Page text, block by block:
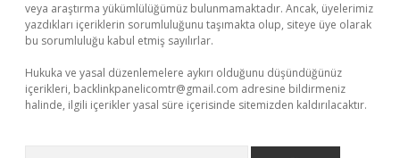
veya araştırma yükümlülüğümüz bulunmamaktadır. Ancak, üyelerimiz
yazdıkları içeriklerin sorumluluğunu taşımakta olup, siteye üye olarak
bu sorumluluğu kabul etmiş sayılırlar.
Hukuka ve yasal düzenlemelere aykırı olduğunu düşündüğünüz
içerikleri, backlinkpanelicomtr@gmail.com adresine bildirmeniz
halinde, ilgili içerikler yasal süre içerisinde sitemizden kaldırılacaktır.